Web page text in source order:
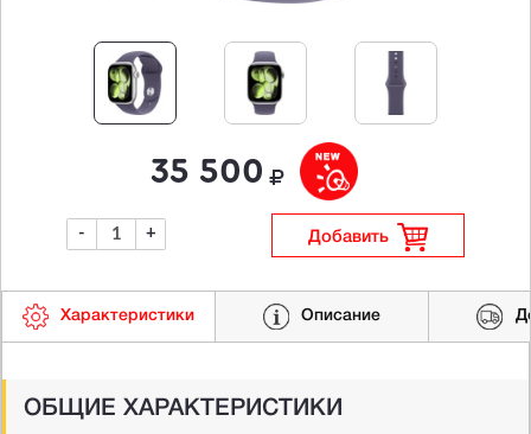
35 500
- + Добавить
Характеристики Описание
ОБЩИЕ ХАРАКТЕРИСТИКИ